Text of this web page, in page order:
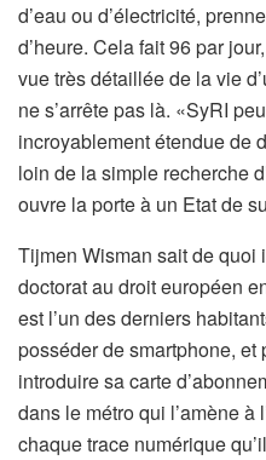
d’eau ou d’électricité,
d’heure. Cela fait 96 par
vue très détaillée de la vie
ne s’arrête pas là. «SyRI
incroyablement étendue de
loin de la simple recherche
ouvre la porte à un Etat de
Tijmen Wisman sait de quoi
doctorat au droit européen
est l’un des derniers
posséder de smartphone, et
introduire sa carte
dans le métro qui l’amène à
chaque trace numérique